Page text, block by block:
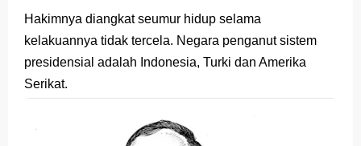
Hakimnya diangkat seumur hidup selama
kelakuannya tidak tercela. Negara penganut sistem
presidensial adalah Indonesia, Turki dan Amerika
Serikat.